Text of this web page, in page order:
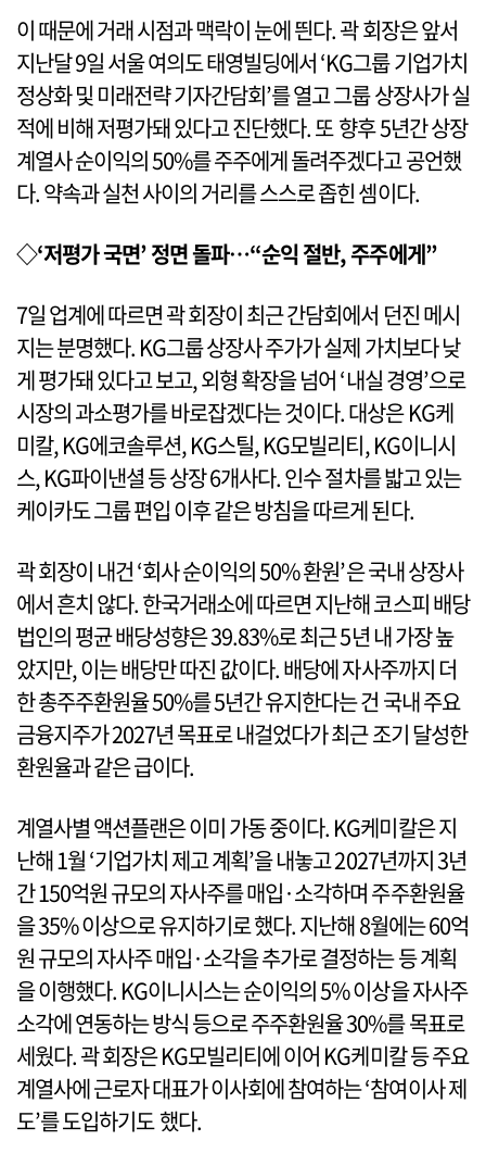
이 때문에 거래 시점과 맥락이 눈에 띈다. 곽 회장은 앞서
지난달 9일 서울 여의도 태영빌딩에서 ‘KG그룹 기업가치
정상화 및 미래전략 기자간담회’를 열고 그룹 상장사가 실
적에 비해 저평가돼 있다고 진단했다. 또 향후 5년간 상장
계열사 순이익의 50%를 주주에게 돌려주겠다고 공언했
다. 약속과 실천 사이의 거리를 스스로 좁힌 셈이다.
◇‘저평가 국면’ 정면 돌파…“순익 절반, 주주에게”
7일 업계에 따르면 곽 회장이 최근 간담회에서 던진 메시
지는 분명했다. KG그룹 상장사 주가가 실제 가치보다 낮
게 평가돼 있다고 보고, 외형 확장을 넘어 ‘내실 경영’으로
시장의 과소평가를 바로잡겠다는 것이다. 대상은 KG케
미칼, KG에코솔루션, KG스틸, KG모빌리티, KG이니시
스, KG파이낸셜 등 상장 6개사다. 인수 절차를 밟고 있는
케이카도 그룹 편입 이후 같은 방침을 따르게 된다.
곽 회장이 내건 ‘회사 순이익의 50% 환원’은 국내 상장사
에서 흔치 않다. 한국거래소에 따르면 지난해 코스피 배당
법인의 평균 배당성향은 39.83%로 최근 5년 내 가장 높
았지만, 이는 배당만 따진 값이다. 배당에 자사주까지 더
한 총주주환원율 50%를 5년간 유지한다는 건 국내 주요
금융지주가 2027년 목표로 내걸었다가 최근 조기 달성한
환원율과 같은 급이다.
계열사별 액션플랜은 이미 가동 중이다. KG케미칼은 지
난해 1월 ‘기업가치 제고 계획’을 내놓고 2027년까지 3년
간 150억원 규모의 자사주를 매입·소각하며 주주환원율
을 35% 이상으로 유지하기로 했다. 지난해 8월에는 60억
원 규모의 자사주 매입·소각을 추가로 결정하는 등 계획
을 이행했다. KG이니시스는 순이익의 5% 이상을 자사주
소각에 연동하는 방식 등으로 주주환원율 30%를 목표로
세웠다. 곽 회장은 KG모빌리티에 이어 KG케미칼 등 주요
계열사에 근로자 대표가 이사회에 참여하는 ‘참여이사 제
도’를 도입하기도 했다.